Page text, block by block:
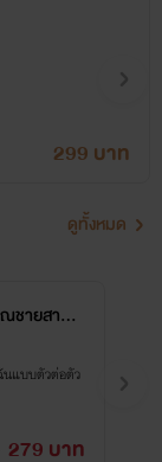
299 บาท
ดูทั้งหมด
ายสารเล
นแบบตัวต่อตัว
279 บาท